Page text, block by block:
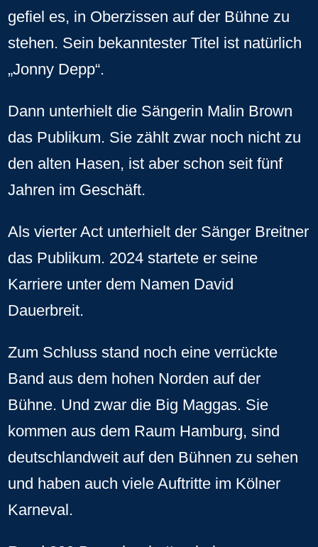
gefiel es, in Oberzissen auf der Bühne zu
stehen. Sein bekanntester Titel ist natürlich
„Jonny Depp“.
Dann unterhielt die Sängerin Malin Brown
das Publikum. Sie zählt zwar noch nicht zu
den alten Hasen, ist aber schon seit fünf
Jahren im Geschäft.
Als vierter Act unterhielt der Sänger Breitner
das Publikum. 2024 startete er seine
Karriere unter dem Namen David
Dauerbreit.
Zum Schluss stand noch eine verrückte
Band aus dem hohen Norden auf der
Bühne. Und zwar die Big Maggas. Sie
kommen aus dem Raum Hamburg, sind
deutschlandweit auf den Bühnen zu sehen
und haben auch viele Auftritte im Kölner
Karneval.